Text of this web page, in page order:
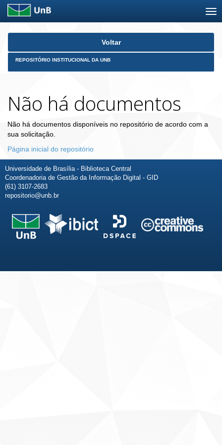
Skip
Voltar
REPOSITÓRIO INSTITUCIONAL DA UNB
Não há documentos
Não há documentos disponíveis no repositório de acordo com a
sua solicitação.
Página inicial do repositório
Universidade de Brasília - Biblioteca Central
Coordenadoria de Gestão da Informação Digital - GID
(61) 3107-2683
repositorio@unb.br